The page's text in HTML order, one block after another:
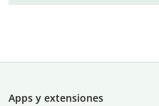
Apps y extensiones